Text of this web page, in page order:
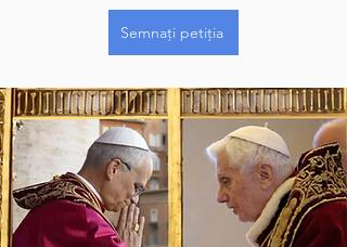
Semnați petiția